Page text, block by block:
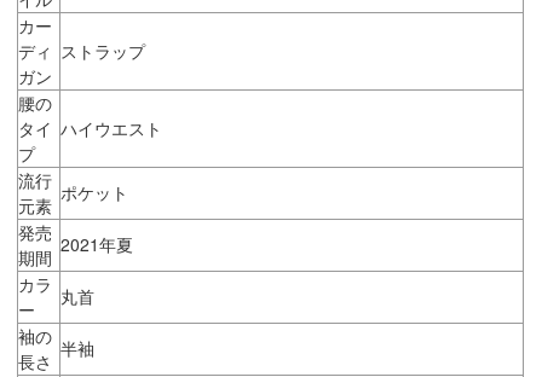
カー
ディ
ガン
ストラップ
腰の
タイ
プ
ハイウエスト
流行
元素
ポケット
発売
期間
2021年夏
カラ
ー
丸首
袖の
長さ
半袖